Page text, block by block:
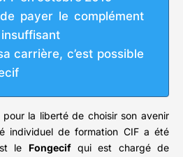
payer le complément
insuffisant
carrière, c’est possible
la liberté de choisir son avenir
individuel de formation CIF a été
le Fongecifqui est chargé de